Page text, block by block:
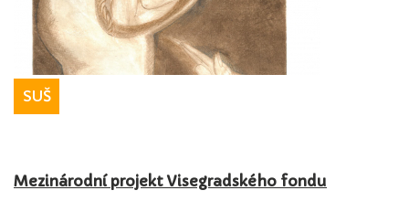
SUŠ
Mezinárodní projekt Visegradského fondu